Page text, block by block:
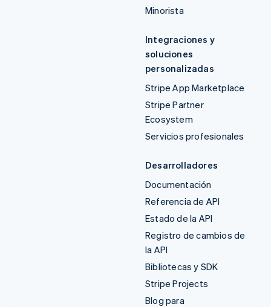
Minorista
Integraciones y
soluciones
personalizadas
Stripe App Marketplace
Stripe Partner
Ecosystem
Servicios profesionales
Desarrolladores
Documentación
Referencia de API
Estado de la API
Registro de cambios de
la API
Bibliotecas y SDK
Stripe Projects
Blog para